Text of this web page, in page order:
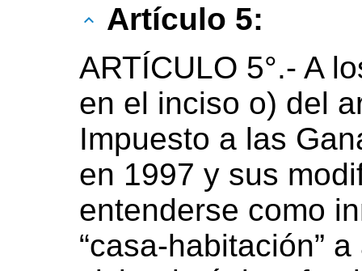
Artículo 5:
ARTÍCULO 5°.- A
en el inciso o) del
Impuesto a las
en 1997 y sus
entenderse como
“casa-habitación”